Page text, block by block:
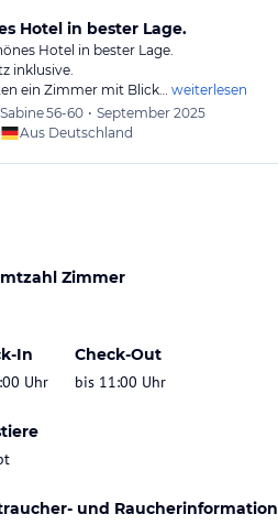
Hotel in bester Lage.
Hotel in bester Lage.
inklusive.
ein Zimmer mit Blick… weiterlesen
Sabine56-60 • September 2025
Aus Deutschland
Zimmer
In
Uhr
Check-Out
bis 11:00 Uhr
und Raucherinformation